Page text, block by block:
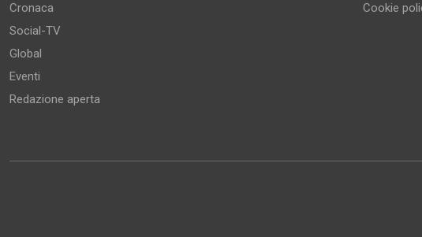
Cronaca
Social-TV
Global
Eventi
Redazione aperta
Cookie